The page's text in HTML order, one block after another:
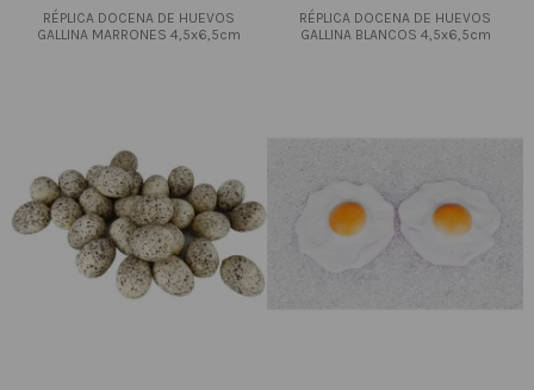
RÉPLICA DOCENA DE HUEVOS
GALLINA MARRONES 4,5x6,5cm
RÉPLICA DOCENA DE HUEVOS
GALLINA BLANCOS 4,5x6,5cm